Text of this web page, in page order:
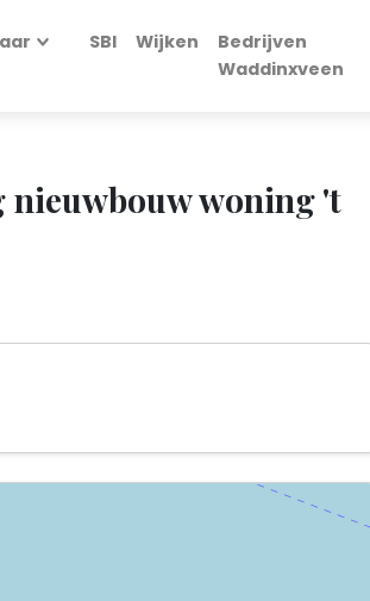
SBI Wijken
Bedrijven
Waddinxveen
nieuwbouw woning 't